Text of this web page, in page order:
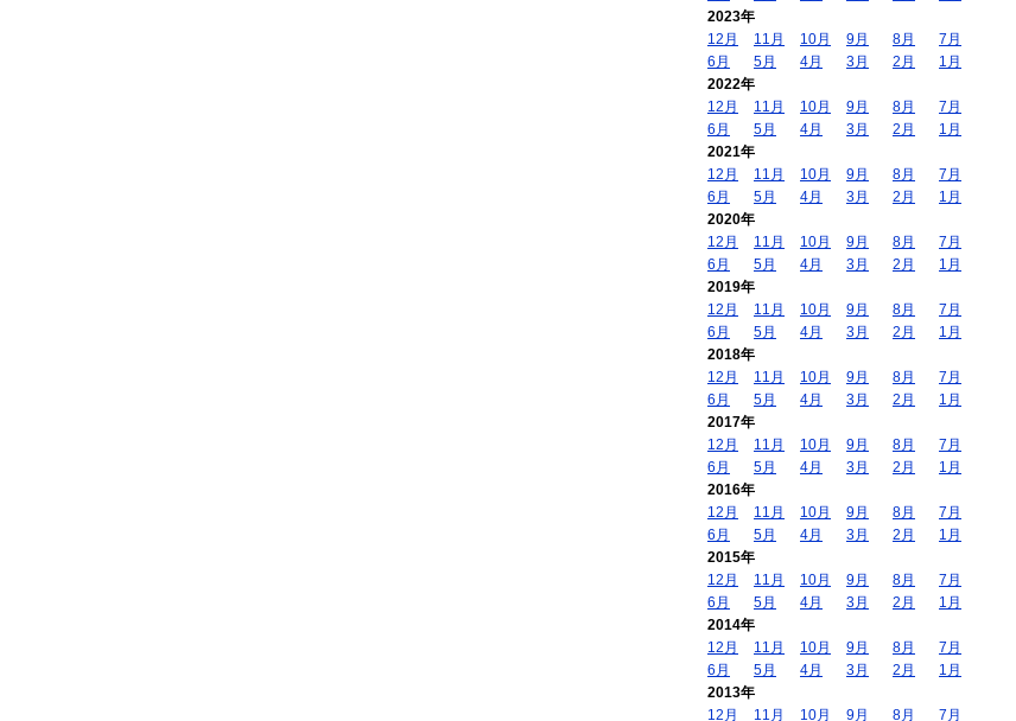
2023年
12月
11月 10月 9月 8月
7月
6月
5月 4月 3月 2月
1月
2022年
12月
11月 10月 9月 8月
7月
6月
5月 4月 3月 2月
1月
2021年
12月
11月 10月 9月 8月
7月
6月
5月 4月 3月 2月
1月
2020年
12月
11月 10月 9月 8月
7月
6月
5月 4月 3月 2月
1月
2019年
12月
11月 10月 9月 8月
7月
6月
5月 4月 3月 2月
1月
2018年
12月
11月 10月 9月 8月
7月
6月
5月 4月 3月 2月
1月
2017年
12月
11月 10月 9月 8月
7月
6月
5月 4月 3月 2月
1月
2016年
12月
11月 10月 9月 8月
7月
6月
5月 4月 3月 2月
1月
2015年
12月
11月 10月 9月 8月
7月
6月
5月 4月 3月 2月
1月
2014年
12月
11月 10月 9月 8月
7月
6月
5月 4月 3月 2月
1月
2013年
12月
11月 10月 9月 8月 7月